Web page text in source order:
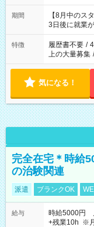
と休みを合わ
「できれば
ね。 ※Wワーク希望の方へ 今ご覧のお仕事で希望する勤務時間
と、もう1つ
合は応募でき
期間
【8月中のス
3日後に就業
特徴 履歴書不要 /
上の大量募集 /
気になる！
完全在宅＊時給
の治験関連
派遣 ブランクOK
給与
時給5000円
+残業10h ※